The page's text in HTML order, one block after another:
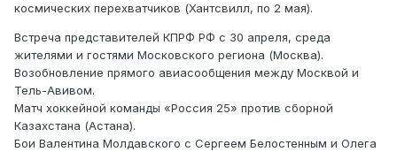
космических перехватчиков (Хантсвилл, по 2 мая).
Встреча представителей КПРФ РФ с 30 апреля, среда
жителями и гостями Московского региона (Москва).
Возобновление прямого авиасообщения между Москвой и
Тель-Авивом.
Матч хоккейной команды «Россия 25» против сборной
Казахстана (Астана).
Бои Валентина Молдавского с Сергеем Белостенным и Олега